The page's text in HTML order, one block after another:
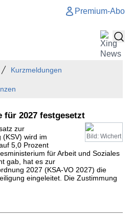
Premium-Abo
Kurzmeldungen
für 2027 festgesetzt
Bild: Wichert
zur
(KSV) wird im
5,0 Prozent
für Arbeit und Soziales
gab, hat es zur
2027 (KSA-VO 2027) die
eingeleitet. Die Zustimmung